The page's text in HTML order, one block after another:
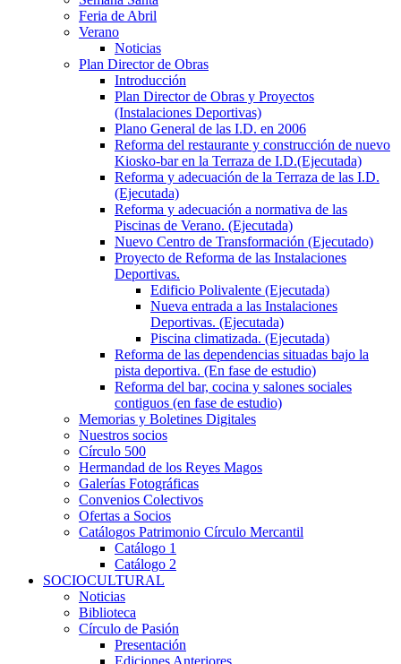
Feria de Abril
Verano
Noticias
Plan Director de Obras
Introducción
Plan Director de Obras y Proyectos
(Instalaciones Deportivas)
Plano General de las I.D. en 2006
Reforma del restaurante y construcción de nuevo
Kiosko-bar en la Terraza de I.D.(Ejecutada)
Reforma y adecuación de la Terraza de las I.D.
(Ejecutada)
Reforma y adecuación a normativa de las
Piscinas de Verano. (Ejecutada)
Nuevo Centro de Transformación (Ejecutado)
Proyecto de Reforma de las Instalaciones
Deportivas.
Edificio Polivalente (Ejecutada)
Nueva entrada a las Instalaciones
Deportivas. (Ejecutada)
Piscina climatizada. (Ejecutada)
Reforma de las dependencias situadas bajo la
pista deportiva. (En fase de estudio)
Reforma del bar, cocina y salones sociales
contiguos (en fase de estudio)
Memorias y Boletines Digitales
Nuestros socios
Círculo 500
Hermandad de los Reyes Magos
Galerías Fotográficas
Convenios Colectivos
Ofertas a Socios
Catálogos Patrimonio Círculo Mercantil
Catálogo 1
Catálogo 2
SOCIOCULTURAL
Noticias
Biblioteca
Círculo de Pasión
Presentación
Ediciones Anteriores